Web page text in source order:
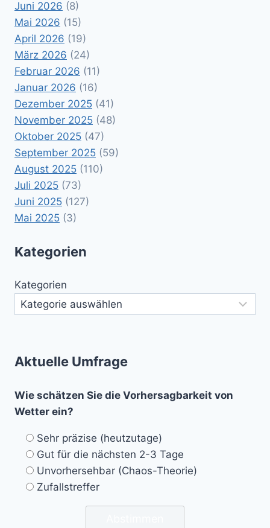
Juni 2026 (8)
Mai 2026 (15)
April 2026 (19)
März 2026 (24)
Februar 2026 (11)
Januar 2026 (16)
Dezember 2025 (41)
November 2025 (48)
Oktober 2025 (47)
September 2025 (59)
August 2025 (110)
Juli 2025 (73)
Juni 2025 (127)
Mai 2025 (3)
Kategorien
Kategorien
Aktuelle Umfrage
Wie schätzen Sie die Vorhersagbarkeit von
Wetter ein?
Sehr präzise (heutzutage)
Gut für die nächsten 2-3 Tage
Unvorhersehbar (Chaos-Theorie)
Zufallstreffer